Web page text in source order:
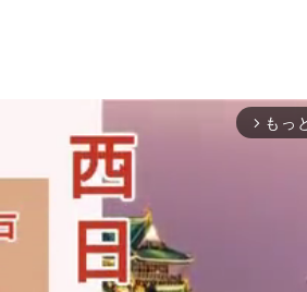
arrow_forward_ios もっ